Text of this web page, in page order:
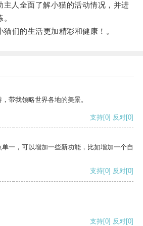
主人全面了解小猫的活动情况，并进
们的生活更加精彩和健康！。
带我领略世界各地的美景。
支持[0] 反对[0]
一，可以增加一些新功能，比如增加一个自
支持[0] 反对[0]
支持[0] 反对[0]